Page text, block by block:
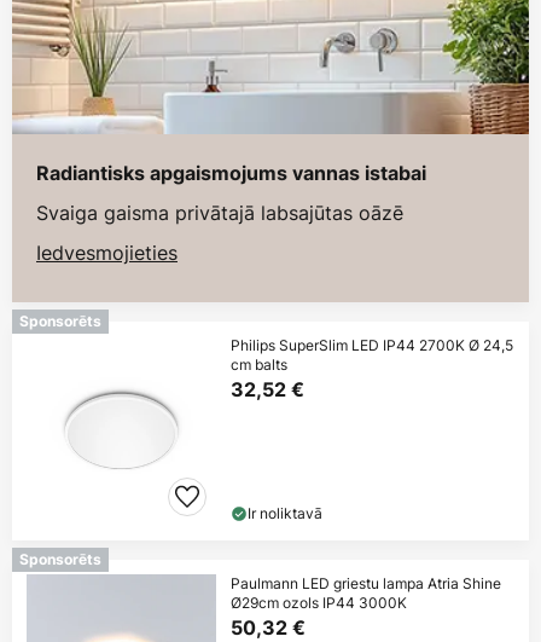
Radiantisks apgaismojums vannas istabai
Svaiga gaisma privātajā labsajūtas oāzē
Iedvesmojieties
Sponsorēts
Philips SuperSlim LED IP44 2700K Ø 24,5
cm balts
32,52 €
Ir noliktavā
Sponsorēts
Paulmann LED griestu lampa Atria Shine
Ø29cm ozols IP44 3000K
50,32 €